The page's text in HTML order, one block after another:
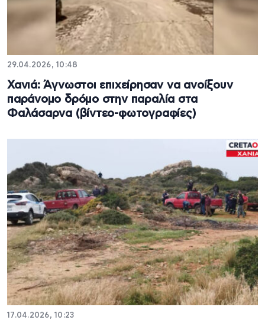
29.04.2026, 10:48
Χανιά: Άγνωστοι επιχείρησαν να ανοίξουν
παράνομο δρόμο στην παραλία στα
Φαλάσαρνα (βίντεο-φωτογραφίες)
17.04.2026, 10:23